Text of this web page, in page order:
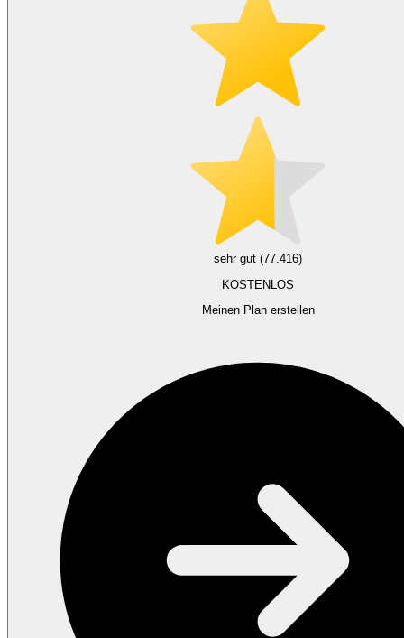
sehr gut (77.416)
KOSTENLOS
Meinen Plan erstellen